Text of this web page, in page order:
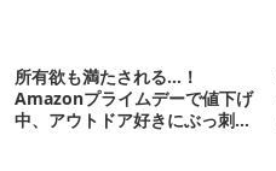
所有欲も満たされる…！
Amazonプライムデーで値下げ
中、アウトドア好きにぶっ刺さ